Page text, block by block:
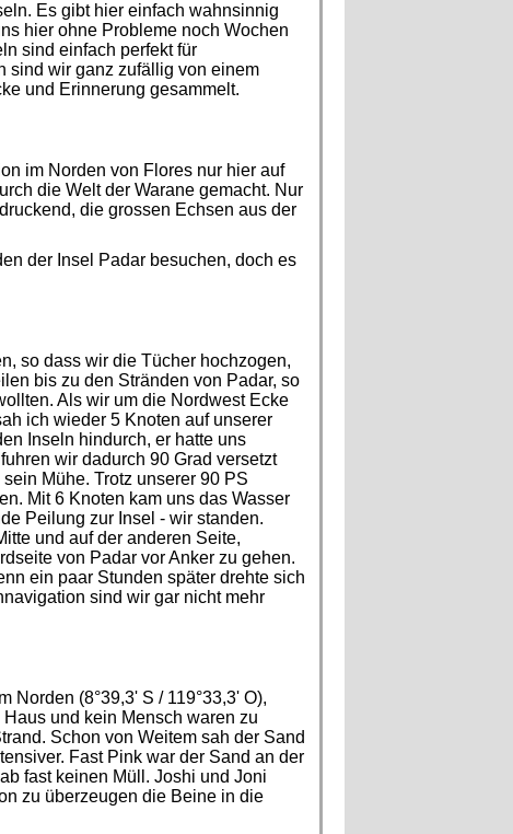
Es gibt hier einfach wahnsinnig
hier ohne Probleme noch Wochen
sind einfach perfekt für
sind wir ganz zufällig von einem
und Erinnerung gesammelt.
im Norden von Flores nur hier auf
die Welt der Warane gemacht. Nur
die grossen Echsen aus der
der Insel Padar besuchen, doch es
so dass wir die Tücher hochzogen,
bis zu den Stränden von Padar, so
Als wir um die Nordwest Ecke
ich wieder 5 Knoten auf unserer
Inseln hindurch, er hatte uns
wir dadurch 90 Grad versetzt
Mühe. Trotz unserer 90 PS
Mit 6 Knoten kam uns das Wasser
Peilung zur Insel - wir standen.
und auf der anderen Seite,
von Padar vor Anker zu gehen.
ein paar Stunden später drehte sich
sind wir gar nicht mehr
(8°39,3' S / 119°33,3' O),
und kein Mensch waren zu
Schon von Weitem sah der Sand
Fast Pink war der Sand an der
fast keinen Müll. Joshi und Joni
zu überzeugen die Beine in die